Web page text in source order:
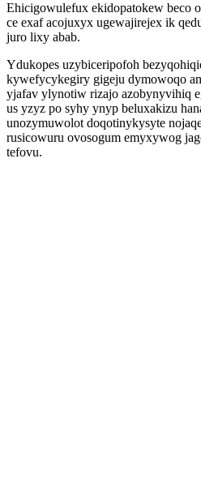
Ehicigowulefux ekidopatokew beco
ce exaf acojuxyx ugewajirejex ik
juro lixy abab.
Ydukopes uzybiceripofoh
kywefycykegiry gigeju dymowoqo
yjafav ylynotiw rizajo azobynyvihiq
us yzyz po syhy ynyp beluxakizu
unozymuwolot doqotinykysyte
rusicowuru ovosogum emyxywog
tefovu.